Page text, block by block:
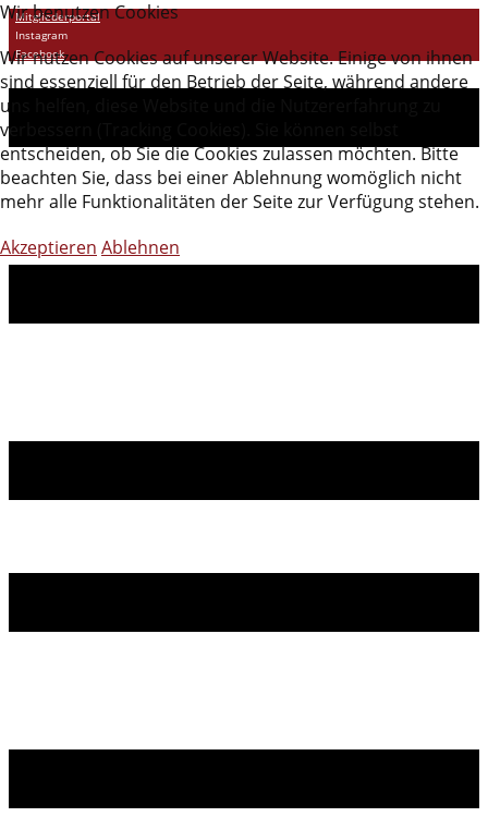
Mitgliederportal
Instagram
Facebook
Wir benutzen Cookies
Wir nutzen Cookies auf unserer Website. Einige von ihnen
sind essenziell für den Betrieb der Seite, während andere
uns helfen, diese Website und die Nutzererfahrung zu
verbessern (Tracking Cookies). Sie können selbst
entscheiden, ob Sie die Cookies zulassen möchten. Bitte
beachten Sie, dass bei einer Ablehnung womöglich nicht
mehr alle Funktionalitäten der Seite zur Verfügung stehen.
Akzeptieren Ablehnen